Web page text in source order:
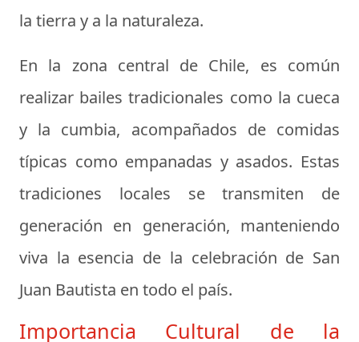
la tierra y a la naturaleza.
En la zona central de Chile, es común
realizar bailes tradicionales como la cueca
y la cumbia, acompañados de comidas
típicas como empanadas y asados. Estas
tradiciones locales se transmiten de
generación en generación, manteniendo
viva la esencia de la celebración de San
Juan Bautista en todo el país.
Importancia Cultural de la